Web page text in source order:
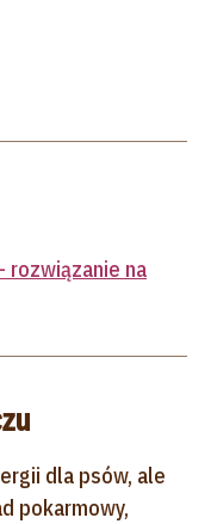
rozwiązanie na
dla psów, ale
pokarmowy,